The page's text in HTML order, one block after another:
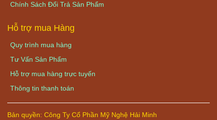
Chính Sách Đổi Trả Sản Phẩm
Hỗ trợ mua Hàng
Quy trình mua hàng
Tư Vấn Sản Phẩm
Hỗ trợ mua hàng trực tuyến
Thông tin thanh toán
Bản quyền: Công Ty Cổ Phần Mỹ Nghệ Hải Minh